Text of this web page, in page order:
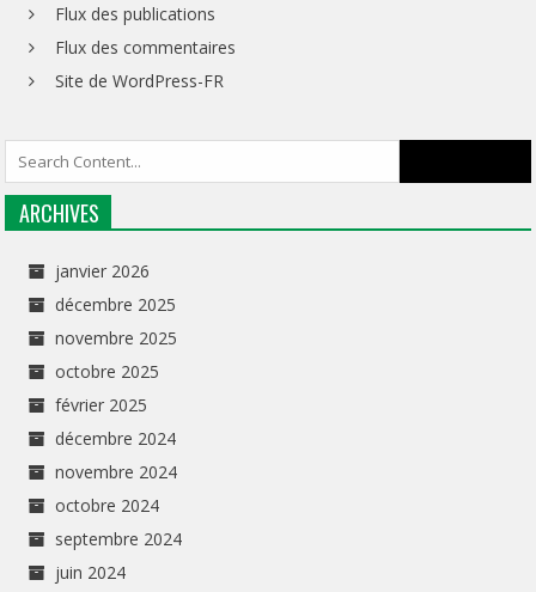
Flux des publications
Flux des commentaires
Site de WordPress-FR
ARCHIVES
janvier 2026
décembre 2025
novembre 2025
octobre 2025
février 2025
décembre 2024
novembre 2024
octobre 2024
septembre 2024
juin 2024